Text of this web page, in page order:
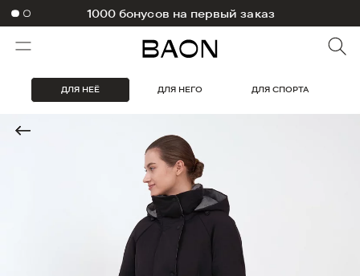
1000 бонусов на первый заказ
ДЛЯ НЕЁ ДЛЯ НЕГО ДЛЯ СПОРТА